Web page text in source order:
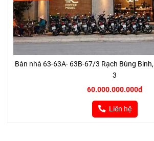
Bán nhà 63-63A- 63B-67/3 Rạch Bùng
3
60.000.000.000đ
Liên hệ